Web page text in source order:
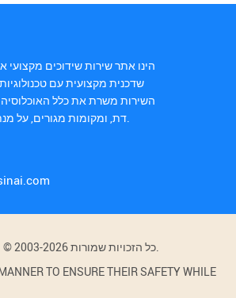
הינו אתר שירות שידוכים
שדכנית מקצועית עם
השירות משרת את כלל
TO ENSURE THEIR SAFETY WHILE